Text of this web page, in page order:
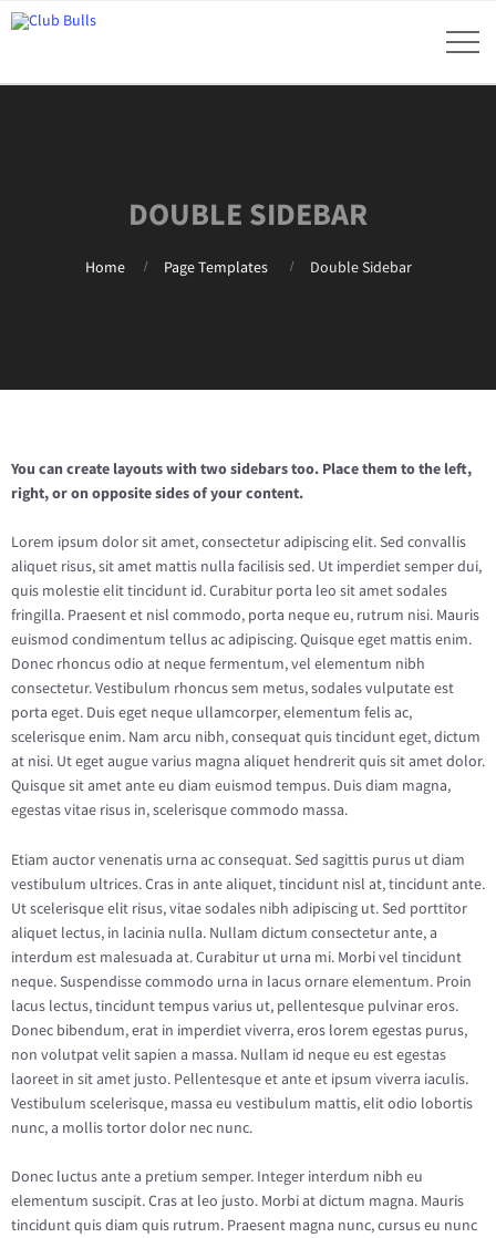
DOUBLE SIDEBAR
Home Page Templates Double Sidebar
You can create layouts with two sidebars too. Place them to the left,
right, or on opposite sides of your content.
Lorem ipsum dolor sit amet, consectetur adipiscing elit. Sed convallis
aliquet risus, sit amet mattis nulla facilisis sed. Ut imperdiet semper dui,
quis molestie elit tincidunt id. Curabitur porta leo sit amet sodales
fringilla. Praesent et nisl commodo, porta neque eu, rutrum nisi. Mauris
euismod condimentum tellus ac adipiscing. Quisque eget mattis enim.
Donec rhoncus odio at neque fermentum, vel elementum nibh
consectetur. Vestibulum rhoncus sem metus, sodales vulputate est
porta eget. Duis eget neque ullamcorper, elementum felis ac,
scelerisque enim. Nam arcu nibh, consequat quis tincidunt eget, dictum
at nisi. Ut eget augue varius magna aliquet hendrerit quis sit amet dolor.
Quisque sit amet ante eu diam euismod tempus. Duis diam magna,
egestas vitae risus in, scelerisque commodo massa.
Etiam auctor venenatis urna ac consequat. Sed sagittis purus ut diam
vestibulum ultrices. Cras in ante aliquet, tincidunt nisl at, tincidunt ante.
Ut scelerisque elit risus, vitae sodales nibh adipiscing ut. Sed porttitor
aliquet lectus, in lacinia nulla. Nullam dictum consectetur ante, a
interdum est malesuada at. Curabitur ut urna mi. Morbi vel tincidunt
neque. Suspendisse commodo urna in lacus ornare elementum. Proin
lacus lectus, tincidunt tempus varius ut, pellentesque pulvinar eros.
Donec bibendum, erat in imperdiet viverra, eros lorem egestas purus,
non volutpat velit sapien a massa. Nullam id neque eu est egestas
laoreet in sit amet justo. Pellentesque et ante et ipsum viverra iaculis.
Vestibulum scelerisque, massa eu vestibulum mattis, elit odio lobortis
nunc, a mollis tortor dolor nec nunc.
Donec luctus ante a pretium semper. Integer interdum nibh eu
elementum suscipit. Cras at leo justo. Morbi at dictum magna. Mauris
tincidunt quis diam quis rutrum. Praesent magna nunc, cursus eu nunc